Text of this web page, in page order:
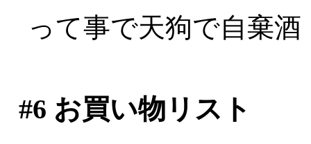
って事で天狗で自棄酒
#6 お買い物リスト